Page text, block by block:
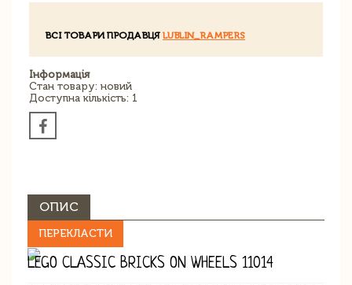
ВСІ ТОВАРИ ПРОДАВЦЯ LUBLIN_RAMPERS
Інформація
Стан товару: новий
Доступна кількість: 1
ОПИС
ПЕРЕКЛАСТИ
LEGO CLASSIC BRICKS ON WHEELS 11014